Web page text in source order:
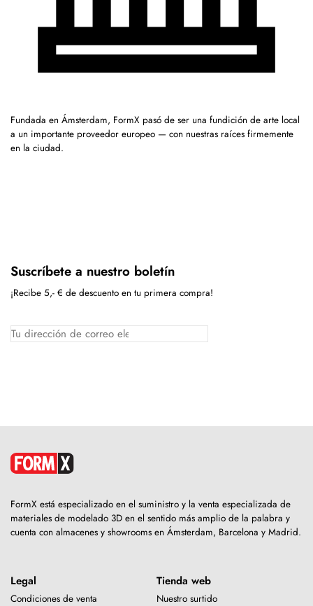
Fundada en Ámsterdam, FormX pasó de ser una fundición de arte local
a un importante proveedor europeo — con nuestras raíces firmemente
en la ciudad.
Suscríbete a nuestro boletín
¡Recibe 5,- € de descuento en tu primera compra!
FormX está especializado en el suministro y la venta especializada de
materiales de modelado 3D en el sentido más amplio de la palabra y
cuenta con almacenes y showrooms en Ámsterdam, Barcelona y Madrid.
Legal
Condiciones de venta
Tienda web
Nuestro surtido